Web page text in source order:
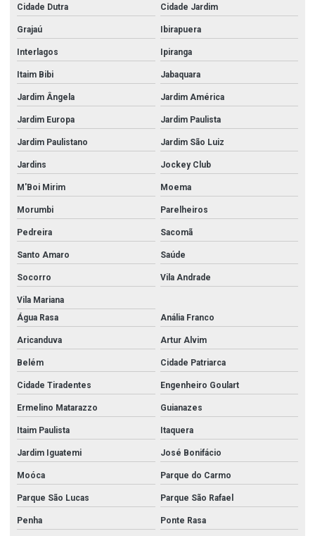
Cidade Dutra Cidade Jardim
Grajaú Ibirapuera
Interlagos Ipiranga
Itaim Bibi Jabaquara
Jardim Ângela Jardim América
Jardim Europa Jardim Paulista
Jardim Paulistano Jardim São Luiz
Jardins Jockey Club
M'Boi Mirim Moema
Morumbi Parelheiros
Pedreira Sacomã
Santo Amaro Saúde
Socorro Vila Andrade
Vila Mariana
Água Rasa
Anália Franco
Aricanduva Artur Alvim
Belém Cidade Patriarca
Cidade Tiradentes Engenheiro Goulart
Ermelino Matarazzo Guianazes
Itaim Paulista Itaquera
Jardim Iguatemi José Bonifácio
Moóca Parque do Carmo
Parque São Lucas Parque São Rafael
Penha Ponte Rasa